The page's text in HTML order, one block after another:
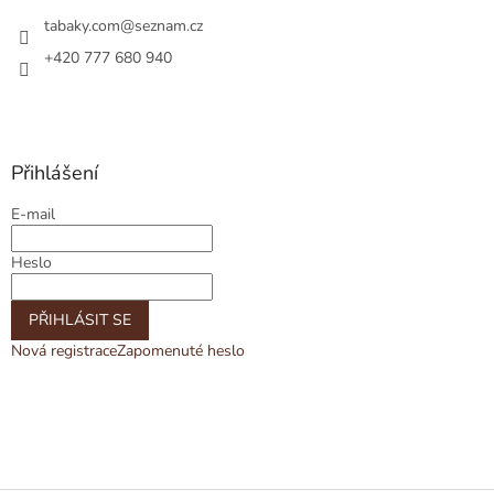
tabaky.com@seznam.cz
+420 777 680 940
Přihlášení
E-mail
Heslo
PŘIHLÁSIT SE
Nová registraceZapomenuté heslo